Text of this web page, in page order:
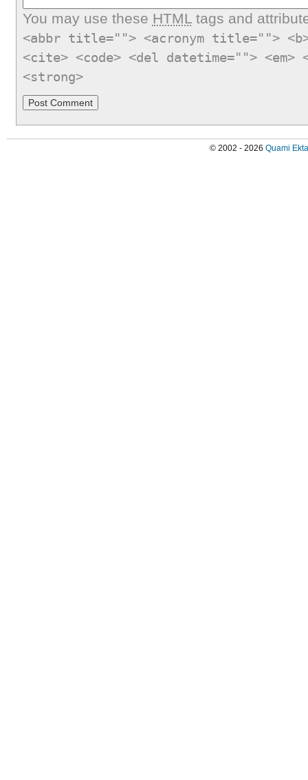
You may use these HTMLtags and
<abbr title=""> <acronym title="">
<cite> <code> <del datetime="">
<strong>
© 2002 - 2026 Quami